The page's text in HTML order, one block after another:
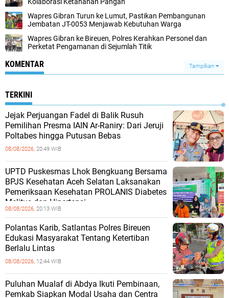
Wapres Gibran Turun ke Lumut, Pastikan Pembangunan
Jembatan JT-0053 Menjawab Kebutuhan Warga
Wapres Gibran ke Bireuen, Polres Kerahkan Personel dan
Perketat Pengamanan di Sejumlah Titik
KOMENTAR Tampilkan
TERKINI
Jejak Perjuangan Fadel di Balik Rusuh
Pemilihan Presma IAIN Ar-Raniry: Dari Jeruji
Poltabes hingga Putusan Bebas
08/08/2026, 20:49 WIB
UPTD Puskesmas Lhok Bengkuang Bersama
BPJS Kesehatan Aceh Selatan Laksanakan
Pemeriksaan Kesehatan PROLANIS Diabetes
Melitus dan Hipertensi
08/08/2026, 20:13 WIB
Polantas Karib, Satlantas Polres Bireuen
Edukasi Masyarakat Tentang Ketertiban
Berlalu Lintas
08/08/2026, 12:44 WIB
Puluhan Mualaf di Abdya Ikuti Pembinaan,
Pemkab Siapkan Modal Usaha dan Centra